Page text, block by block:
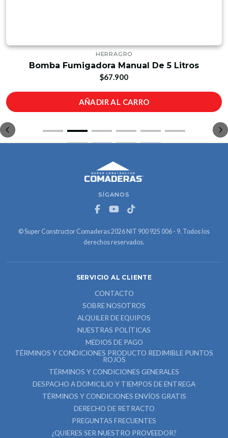
HERRAGRO
Bomba Fumigadora Manual De 5 Litros
$67.900
AÑADIR AL CARRO
SÍGANOS
© Super Constructor Comaderas 2026 NIT 900 925 006 - 9. Todos los
derechos reservados.
SERVICIO AL CLIENTE
CONTACTO
SOBRE NOSOTROS
ALQUILER DE EQUIPOS
NUESTRAS POLÍTICAS
MEDIOS DE PAGO
TÉRMINOS Y CONDICIONES PRODUCTO REDIMIBLE PUNTOS
ROJOS
TÉRMINOS Y CONDICIONES GENERALES
DESPACHO A DOMICILIO Y TIEMPOS DE ENTREGA
TÉRMINOS Y CONDICIONES ENVÍOS GRATIS
DERECHO DE RETRACTO
PREGUNTAS FRECUENTES
¿QUIERES SER NUESTRO PROVEEDOR?